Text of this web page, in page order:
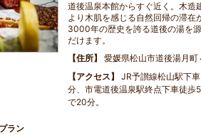
道後温泉本館からすぐ近く。木造
より木肌を感じる自然回帰の滞在
3000年の歴史を誇る道後の湯を
だけます。
住所
愛媛県松山市道後湯月町
アクセス
JR予讃線松山駅下
分、市電道後温泉駅終点下車徒歩
で20分。
ラン